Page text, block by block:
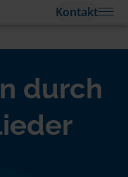
Kontakt
durch